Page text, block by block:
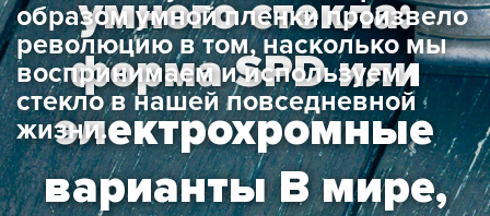
умного стекла:
форма SPD или
электрохромные
варианты В мире,
образом умной пленки произвело
революцию в том, насколько мы
воспринимаем и используем
стекло в нашей повседневной
жизни.